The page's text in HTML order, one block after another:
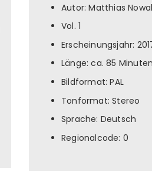
Autor: Matthias
Vol. 1
Erscheinungsjahr:
Länge: ca. 85
Bildformat: PAL
Tonformat: Stereo
Sprache: Deutsch
Regionalcode: 0